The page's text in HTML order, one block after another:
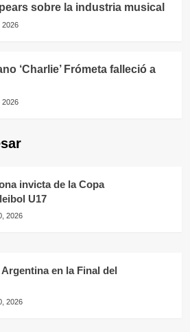
sobre la industria musical
2026
‘Charlie’ Frómeta falleció a
2026
invicta de la Copa
U17
2026
en la Final del
2026